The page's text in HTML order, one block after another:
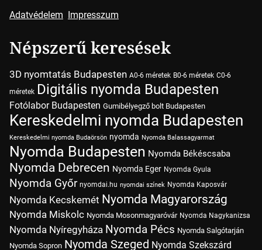
Adatvédelem Impresszum
Népszerű keresések
3D nyomtatás Budapesten A0-6 méretek B0-6 méretek C0-6
méretek Digitális nyomda Budapesten
Fotólabor Budapesten Gumibélyegző bolt Budapesten
Kereskedelmi nyomda Budapesten
Kereskedelmi nyomda Budaörsön nyomda Nyomda Balassagyarmat
Nyomda Budapesten Nyomda Békéscsaba
Nyomda Debrecen Nyomda Eger Nyomda Gyula
Nyomda Győr nyomdai.hu nyomdai színek Nyomda Kaposvár
Nyomda Kecskemét Nyomda Magyarország
Nyomda Miskolc Nyomda Mosonmagyaróvár Nyomda Nagykanizsa
Nyomda Nyíregyháza Nyomda Pécs Nyomda Salgótarján
Nyomda Sopron Nyomda Szeged Nyomda Szekszárd